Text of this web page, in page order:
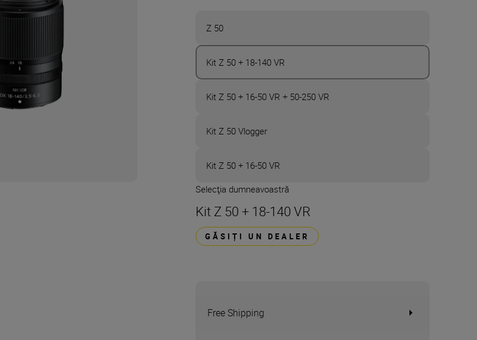
Z 50
Kit Z 50 + 18-140 VR
Kit Z 50 + 16-50 VR + 50-250 VR
Kit Z 50 Vlogger
Kit Z 50 + 16-50 VR
Selecţia dumneavoastră
Kit Z 50 + 18-140 VR
GĂSIȚI UN DEALER
Free Shipping